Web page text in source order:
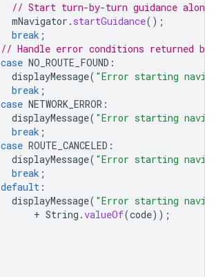
// Start turn-by-turn guidance
mNavigator . startGuidance();
break ;
// Handle error conditions returned
case NO_ROUTE_FOUND :
displayMessage( "Error starting
break ;
case NETWORK_ERROR :
displayMessage( "Error starting
break ;
case ROUTE_CANCELED :
displayMessage( "Error starting
break ;
default :
displayMessage( "Error starting
+ String .valueOf(code));